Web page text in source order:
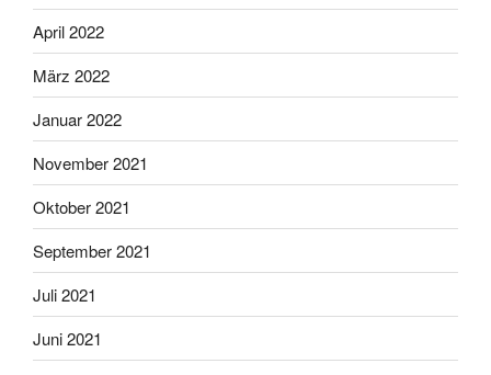
April 2022
März 2022
Januar 2022
November 2021
Oktober 2021
September 2021
Juli 2021
Juni 2021